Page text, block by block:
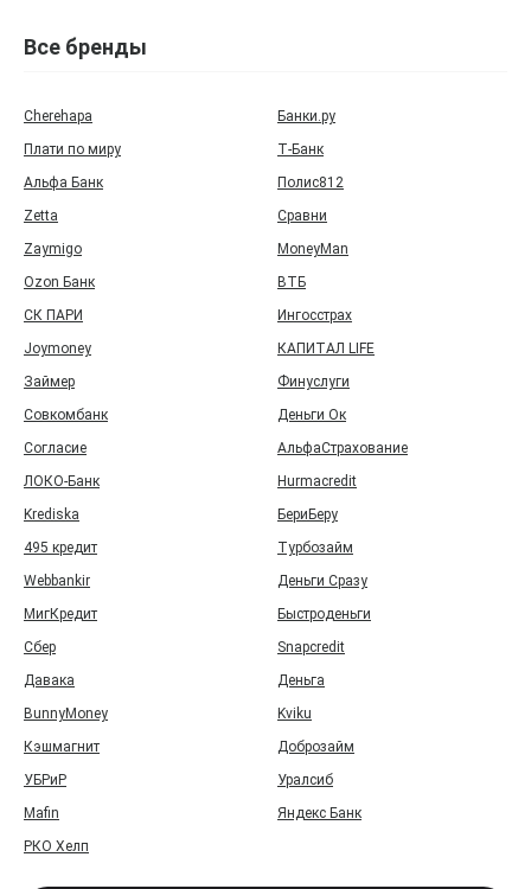
Все бренды
Cherehapa
Банки.ру
Плати по миру
Т‑Банк
Альфа Банк
Полис812
Zetta
Сравни
Zaymigo
MoneyMan
Ozon Банк
ВТБ
СК ПАРИ
Ингосстрах
Joymoney
КАПИТАЛ LIFE
Займер
Финуслуги
Совкомбанк
Деньги Ок
Согласие
АльфаСтрахование
ЛОКО-Банк
Hurmacredit
Krediska
БериБеру
495 кредит
Турбозайм
Webbankir
Деньги Сразу
МигКредит
Быстроденьги
Сбер
Snapcredit
Давака
Деньга
BunnyMoney
Kviku
Кэшмагнит
Доброзайм
УБРиР
Уралсиб
Mafin
Яндекс Банк
РКО Хелп